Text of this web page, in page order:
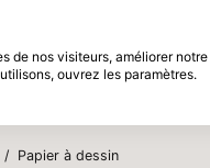
Nouveau Bientôt
/ Papier à dessin
de nos visiteurs, améliorer
ouvrez les paramètres.